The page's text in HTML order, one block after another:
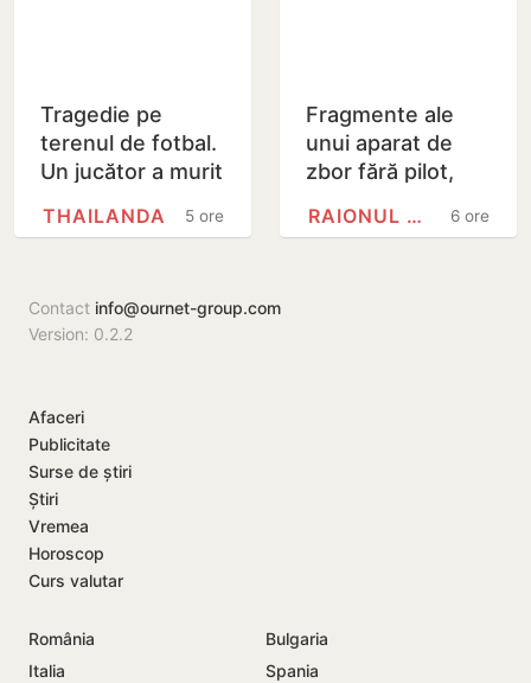
Tragedie pe
terenul de fotbal.
Un jucător a murit
chiar în timpul
5 ore
THAILANDA
Fragmente ale
unui aparat de
zbor fără pilot,
6 ore
RAIONUL CAHUL
Contact info@ournet-group.com
Version: 0.2.2
Afaceri
Publicitate
Surse de știri
Știri
Vremea
Horoscop
Curs valutar
România
Bulgaria
Italia
Spania